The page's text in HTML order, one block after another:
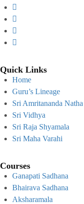
Quick Links
Home
Guru’s Lineage
Sri Amritananda Natha
Sri Vidhya
Sri Raja Shyamala
Sri Maha Varahi
Courses
Ganapati Sadhana
Bhairava Sadhana
Aksharamala